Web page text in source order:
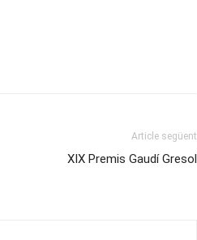
Article següent
XIX Premis Gaudí Gresol